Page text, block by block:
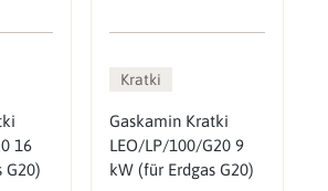
16
G20)
Kratki
Gaskamin Kratki
LEO/LP/100/G20 9
kW (für Erdgas G20)